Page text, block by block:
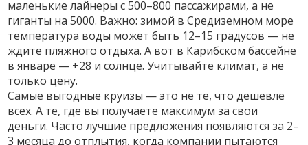
маленькие лайнеры с 500–800 пассажирами, а не
гиганты на 5000. Важно: зимой в Средиземном море
температура воды может быть 12–15 градусов — не
ждите пляжного отдыха. А вот в Карибском бассейне
в январе — +28 и солнце. Учитывайте климат, а не
только цену.
Самые выгодные круизы — это не те, что дешевле
всех. А те, где вы получаете максимум за свои
деньги. Часто лучшие предложения появляются за 2–
3 месяца до отплытия, когда компании пытаются